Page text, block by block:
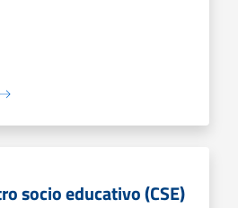
socio educativo (CSE)